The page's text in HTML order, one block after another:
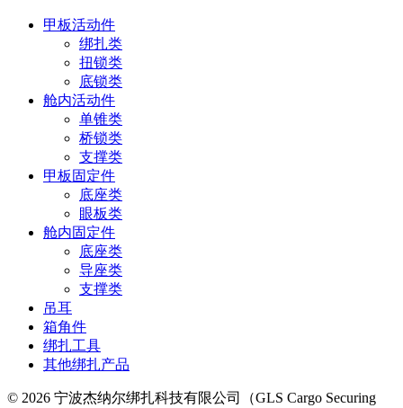
甲板活动件
绑扎类
扭锁类
底锁类
舱内活动件
单锥类
桥锁类
支撑类
甲板固定件
底座类
眼板类
舱内固定件
底座类
导座类
支撑类
吊耳
箱角件
绑扎工具
其他绑扎产品
© 2026 宁波杰纳尔绑扎科技有限公司（GLS Cargo Securing